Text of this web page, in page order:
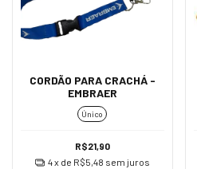
CORDÃO PARA CRACHÁ -
EMBRAER
Único
R$21,90
4x de R$5,48 sem juros